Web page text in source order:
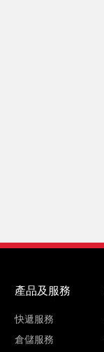
產品及服務
快遞服務
倉儲服務